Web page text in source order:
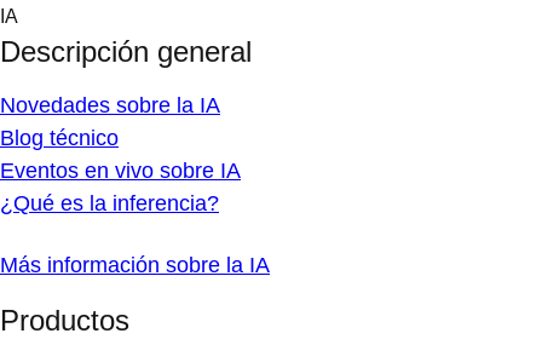
Skip
content
IA
Descripción general
Novedades sobre la IA
Blog técnico
Eventos en vivo sobre IA
¿Qué es la inferencia?
Más información sobre la IA
Productos